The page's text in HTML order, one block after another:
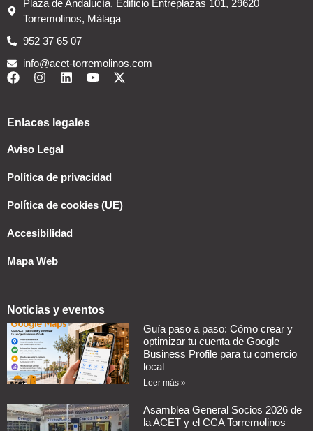
Plaza de Andalucía, Edificio Entreplazas 101, 29620
Torremolinos, Málaga
952 37 65 07
info@acet-torremolinos.com
Enlaces legales
Aviso Legal
Política de privacidad
Política de cookies (UE)
Accesibilidad
Mapa Web
Noticias y eventos
Guía paso a paso: Cómo crear y
optimizar tu cuenta de Google
Business Profile para tu comercio
local
Leer más »
Asamblea General Socios 2026 de
la ACET y el CCA Torremolinos